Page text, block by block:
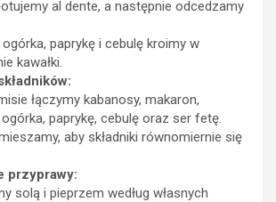
al dente, a następnie odcedzamy
paprykę i cebulę kroimy w
kawałki.
łączymy kabanosy, makaron,
paprykę, cebulę oraz ser fetę.
aby składniki równomiernie się
przyprawy:
solą i pieprzem według własnych